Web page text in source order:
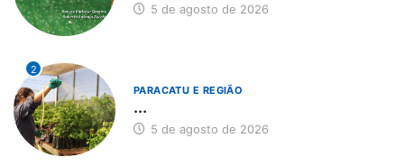
5 de agosto de 2026
2
PARACATU E REGIÃO
...
5 de agosto de 2026